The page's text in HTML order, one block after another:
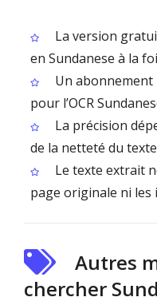
La version
en Sundanese à la
Un abonnement
pour l’OCR
La précision
de la netteté du texte
Le texte extrait
page originale ni les
Autres
chercher